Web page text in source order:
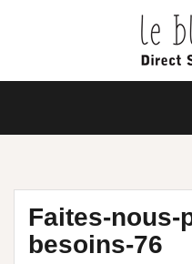
Faites-nous-
besoins-76